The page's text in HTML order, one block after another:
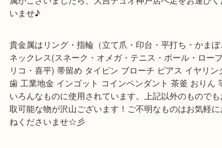
きました。
金かどうかわからない物なども1点ずつ査定させて
す！
金は依然高騰中！プラチナもじわじわですが、相場